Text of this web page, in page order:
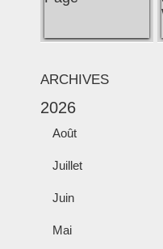
ARCHIVES
2026
Août
Juillet
Juin
Mai